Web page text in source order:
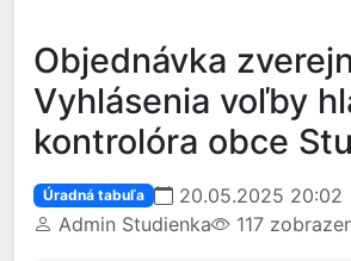
Objednávka
Vyhlásenia voľby
kontrolóra obce
Úradná tabuľa
20.05.2025 20:02
Admin Studienka
117